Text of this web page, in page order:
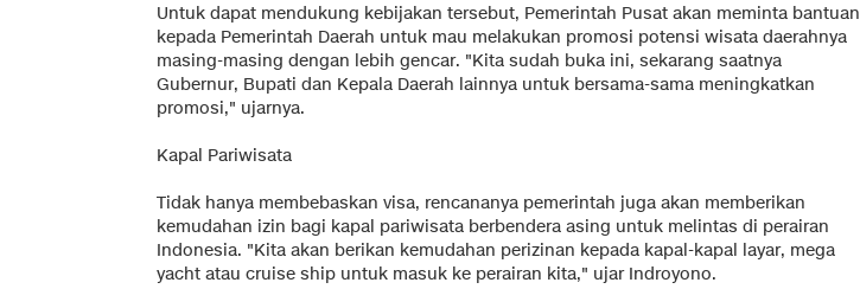
Untuk dapat mendukung kebijakan tersebut, Pemerintah Pusat akan meminta bantuan
kepada Pemerintah Daerah untuk mau melakukan promosi potensi wisata daerahnya
masing-masing dengan lebih gencar. "Kita sudah buka ini, sekarang saatnya
Gubernur, Bupati dan Kepala Daerah lainnya untuk bersama-sama meningkatkan
promosi," ujarnya.
Kapal Pariwisata
Tidak hanya membebaskan visa, rencananya pemerintah juga akan memberikan
kemudahan izin bagi kapal pariwisata berbendera asing untuk melintas di perairan
Indonesia. "Kita akan berikan kemudahan perizinan kepada kapal-kapal layar, mega
yacht atau cruise ship untuk masuk ke perairan kita," ujar Indroyono.